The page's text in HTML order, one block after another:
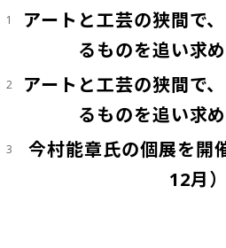
1
アートと工芸の狭間で
るものを追い求め
2
アートと工芸の狭間で
るものを追い求め
3
今村能章氏の個展を開
12月）